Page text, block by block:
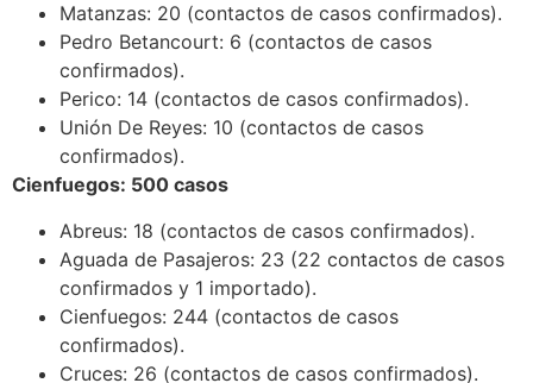
Matanzas: 20 (contactos de casos confirmados).
Pedro Betancourt: 6 (contactos de casos
confirmados).
Perico: 14 (contactos de casos confirmados).
Unión De Reyes: 10 (contactos de casos
confirmados).
Cienfuegos: 500 casos
Abreus: 18 (contactos de casos confirmados).
Aguada de Pasajeros: 23 (22 contactos de casos
confirmados y 1 importado).
Cienfuegos: 244 (contactos de casos
confirmados).
Cruces: 26 (contactos de casos confirmados).